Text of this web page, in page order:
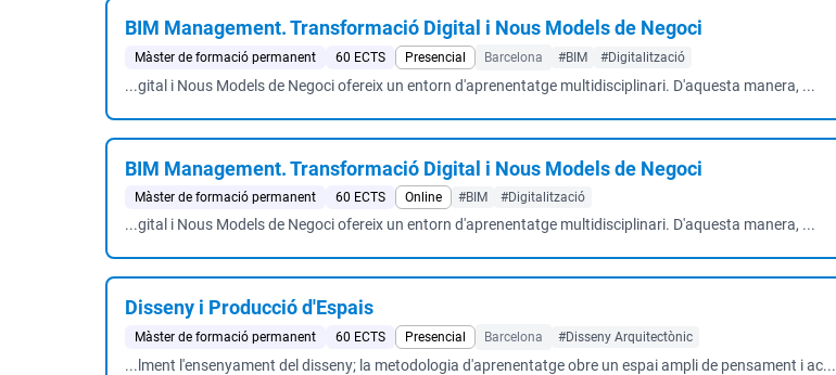
BIM Management. Transformació Digital i Nous Models de Negoci
Màster de formació permanent 60 ECTS Presencial Barcelona #BIM #Digitalització
...gital i Nous Models de Negoci ofereix un entorn d'aprenentatge multidisciplinari. D'aquesta manera, ...
BIM Management. Transformació Digital i Nous Models de Negoci
Màster de formació permanent 60 ECTS Online #BIM #Digitalització
...gital i Nous Models de Negoci ofereix un entorn d'aprenentatge multidisciplinari. D'aquesta manera, ...
Disseny i Producció d'Espais
Màster de formació permanent 60 ECTS Presencial Barcelona #Disseny Arquitectònic
...lment l'ensenyament del disseny; la metodologia d'aprenentatge obre un espai ampli de pensament i ac...